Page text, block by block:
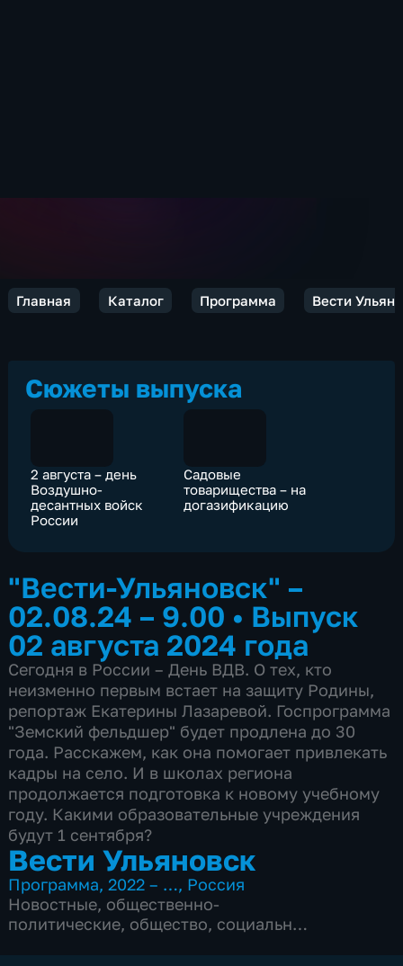
Главная Каталог Программа Вести
Сюжеты выпуска
2 августа – день
Воздушно-
десантных войск
России
Садовые
товарищества – на
догазификацию
"Вести-Ульяновск" –
02.08.24 – 9.00 • Выпуск
02 августа 2024 года
Сегодня в России – День ВДВ. О тех, кто
неизменно первым встает на защиту Родины,
репортаж Екатерины Лазаревой. Госпрограмма
"Земский фельдшер" будет продлена до 30
года. Расскажем, как она помогает привлекать
кадры на село. И в школах региона
продолжается подготовка к новому учебному
году. Какими образовательные учреждения
будут 1 сентября?
Вести Ульяновск
Программа,2022 – …, Россия
Новостные, общественно-
политические, общество, социально-